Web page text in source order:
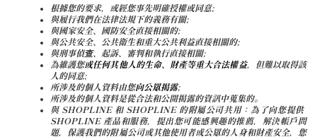
根據您的要求，或經您事先明確授權或同意;
與履行我們在法律法規下的義務有關;
與國家安全、國防安全直接相關的;
與公共安全、公共衛生和重大公共利益直接相關的;
與刑事偵查、起訴、審判和執行直接相關;
為維護您或任何其他人的生命、財產等重大合法權益，但難以取得該
人的同意;
所涉及的個人資料由您向公眾揭露;
所涉及的個人資料是從合法和公開揭露的資訊中蒐集的。
與 SHOPLINE 和 SHOPLINE 的附屬公司共用：為了向您提供
SHOPLINE 產品和服務，提出您可能感興趣的推薦，解決帳戶問
題，保護我們的附屬公司或其他使用者或公眾的人身和財產安全，您